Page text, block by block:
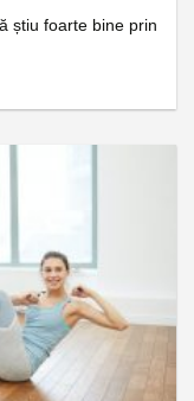
știu foarte bine prin